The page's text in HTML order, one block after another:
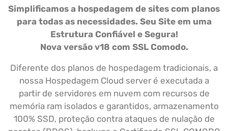
Simplificamos a hospedagem de sites com planos
para todas as necessidades. Seu Site em uma
Estrutura Confiável e Segura!
Nova versão v18 com SSL Comodo.
Diferente dos planos de hospedagem tradicionais, a
nossa Hospedagem Cloud server é executada a
partir de servidores em nuvem com recursos de
memória ram isolados e garantidos, armazenamento
100% SSD, proteção contra ataques de nulação de